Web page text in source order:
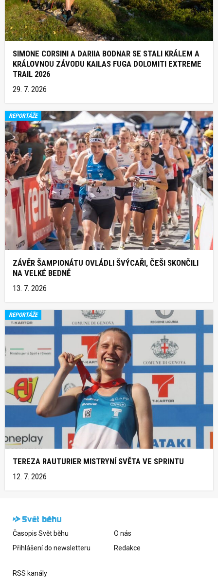
SIMONE CORSINI A DARIIA BODNAR SE STALI KRÁLEM A
KRÁLOVNOU ZÁVODU KAILAS FUGA DOLOMITI EXTREME
TRAIL 2026
29. 7. 2026
REPORTÁŽE
ZÁVĚR ŠAMPIONÁTU OVLÁDLI ŠVÝCAŘI, ČEŠI SKONČILI
NA VELKÉ BEDNĚ
13. 7. 2026
REPORTÁŽE
TEREZA RAUTURIER MISTRYNÍ SVĚTA VE SPRINTU
12. 7. 2026
Časopis Svět běhu
Přihlášení do newsletteru
O nás
Redakce
RSS kanály